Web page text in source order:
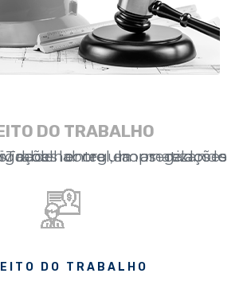
DO TRABALHO
DO TRABALHO